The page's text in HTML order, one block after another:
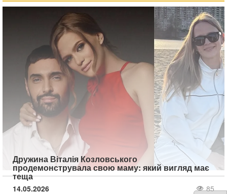
Дружина Віталія Козловського
продемонструвала свою маму: який вигляд має
теща
14.05.2026
85